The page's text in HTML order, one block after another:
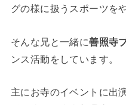
グの様に扱うスポーツを
そんな兄と一緒に善照寺
ンス活動をしています。
主にお寺のイベントに出